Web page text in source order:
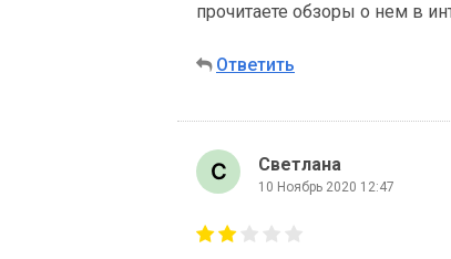
прочитаете обзоры о нем в
Ответить
Светлана
10 Ноябрь 2020 12:47